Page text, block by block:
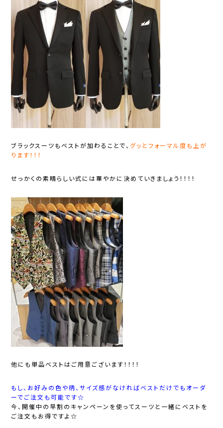
ブラックスーツもベストが加わることで、 グッとフォーマル度も上が
ります！！！
せっかくの素晴らしい式には華やかに決めていきましょう！！！！
他にも単品ベストはご用意ございます！！！！
もし、お好みの色や柄、サイズ感がなければベストだけでもオーダ
ーでご注文も可能です☆
今、開催中の早割のキャンペーンを使ってスーツと一緒にベストを
ご注文もお得ですよ☆